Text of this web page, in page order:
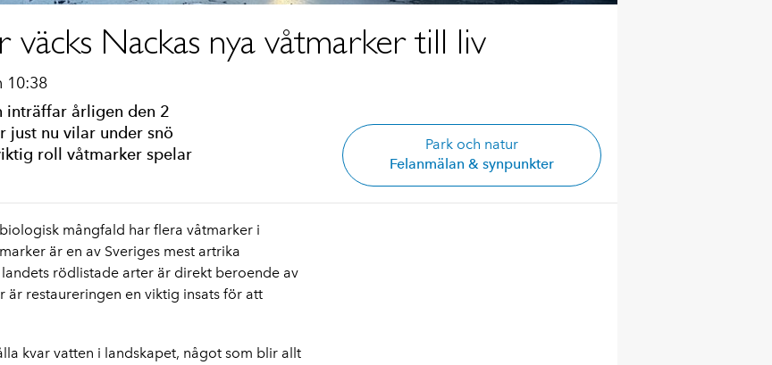
Nackas nya våtmarker till liv
10:38
inträffar årligen den 2
just nu vilar under snö
roll våtmarker spelar
Park och natur
Felanmälan & synpunkter
mångfald har flera våtmarker i
är en av Sveriges mest artrika
rödlistade arter är direkt beroende av
restaureringen en viktig insats för att
kvar vatten i landskapet, något som blir allt